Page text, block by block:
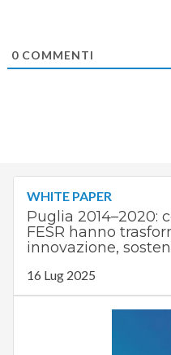
0COMMENTI
WHITE PAPER
Puglia 2014–2020:
FESR hanno
innovazione,
16 Lug 2025